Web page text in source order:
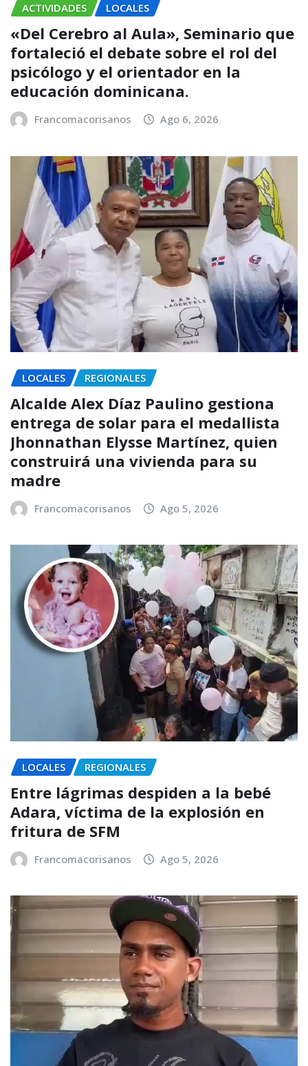
ACTIVIDADES LOCALES
«Del Cerebro al Aula», Seminario que
fortaleció el debate sobre el rol del
psicólogo y el orientador en la
educación dominicana.
Francomacorisanos Ago 6, 2026
LOCALES REGIONALES
Alcalde Alex Díaz Paulino gestiona
entrega de solar para el medallista
Jhonnathan Elysse Martínez, quien
construirá una vivienda para su
madre
Francomacorisanos Ago 5, 2026
LOCALES REGIONALES
Entre lágrimas despiden a la bebé
Adara, víctima de la explosión en
fritura de SFM
Francomacorisanos Ago 5, 2026